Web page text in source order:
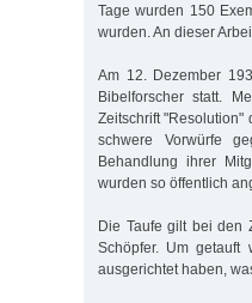
Tage wurden 150
wurden. An dieser
Am 12. Dezember
Bibelforscher statt.
Zeitschrift
schwere Vorwürfe
Behandlung ihrer
wurden so öffentlich
Die Taufe gilt bei den
Schöpfer. Um
ausgerichtet haben,